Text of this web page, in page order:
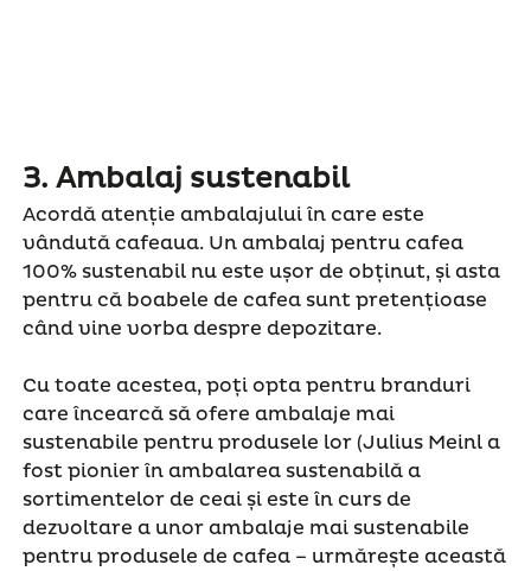
3. Ambalaj sustenabil
Acordă atenție ambalajului în care este
vândută cafeaua. Un ambalaj pentru cafea
100% sustenabil nu este ușor de obținut, și asta
pentru că boabele de cafea sunt pretențioase
când vine vorba despre depozitare.
Cu toate acestea, poți opta pentru branduri
care încearcă să ofere ambalaje mai
sustenabile pentru produsele lor (Julius Meinl a
fost pionier în ambalarea sustenabilă a
sortimentelor de ceai și este în curs de
dezvoltare a unor ambalaje mai sustenabile
pentru produsele de cafea – urmărește această